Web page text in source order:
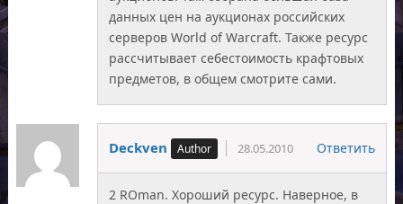
данных цен на аукционах российских
серверов World of Warcraft. Также ресурс
рассчитывает себестоимость крафтовых
предметов, в общем смотрите сами.
Deckven 28.05.2010 Ответить
2 ROman. Хороший ресурс. Наверное, в